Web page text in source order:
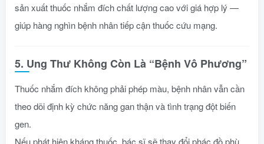
sản xuất thuốc nhắm đích chất lượng cao với giá hợp lý —
giúp hàng nghìn bệnh nhân tiếp cận thuốc cứu mạng.
5. Ung Thư Không Còn Là “Bệnh Vô Phương”
Thuốc nhắm đích không phải phép màu, bệnh nhân vẫn cần
theo dõi định kỳ chức năng gan thận và tình trạng đột biến
gen.
Nếu phát hiện kháng thuốc, bác sĩ sẽ thay đổi phác đồ phù